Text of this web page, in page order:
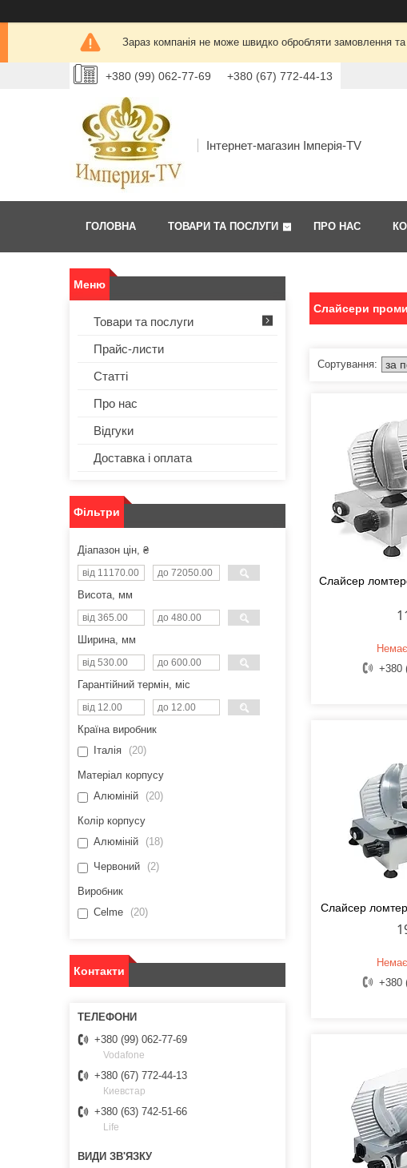
Зараз компанія не може швидко обробляти замовлення
+380 (99) 062-77-69 +380 (67) 772-44-13
Інтернет-магазин Імперія-TV
ГОЛОВНА ТОВАРИ ТА ПОСЛУГИ ПРО НАС
Слайсери
Слайсер
+380
Слайсер
+380
Товари та послуги
Прайс-листи
Статті
Про нас
Відгуки
Доставка і оплата
Фільтри
Діапазон цін, ₴
Висота, мм
Ширина, мм
Гарантійний термін, міс
Країна виробник
Італія
20
Матеріал корпусу
Алюміній
20
Колір корпусу
Алюміній
18
Червоний 2
Виробник
Celme
20
Контакти
+380 (99) 062-77-69
Vodafone
+380 (67) 772-44-13
Киевстар
+380 (63) 742-51-66
Life